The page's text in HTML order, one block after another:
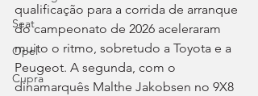
Seat
Opel
Cupra
qualificação para a corrida de arranque
do campeonato de 2026 aceleraram
muito o ritmo, sobretudo a Toyota e a
Peugeot. A segunda, com o
dinamarquês Malthe Jakobsen no 9X8